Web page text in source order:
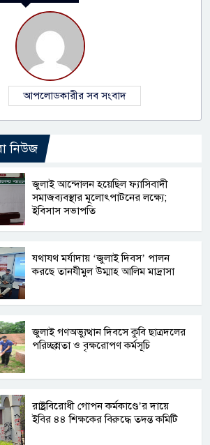
আপলোডকারীর সব সংবাদ
নিউজ
জুলাই আন্দোলন হয়েছিল ফ্যাসিবাদী
সমাজব্যবস্থার মূলোৎপাটনের লক্ষ্যে;
ইবিসাস সভাপতি
যথাযথ মর্যাদায় ‘জুলাই দিবস’ পালন
করছে তানযীমুল উম্মাহ আলিম মাদ্রাসা
জুলাই গণঅভ্যুত্থান দিবসে কুবি ছাত্রদলের
পরিচ্ছন্নতা ও বৃক্ষরোপণ কর্মসূচি
রাষ্ট্রবিরোধী গোপন কর্মকাণ্ডে’র দায়ে
ইবির ৪৪ শিক্ষকের বিরুদ্ধে তদন্ত কমিটি